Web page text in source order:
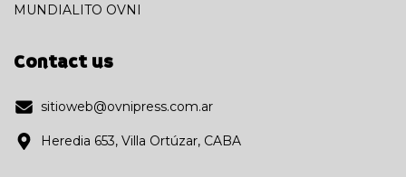
MUNDIALITO OVNI
Contact us
sitioweb@ovnipress.com.ar
Heredia 653, Villa Ortúzar, CABA